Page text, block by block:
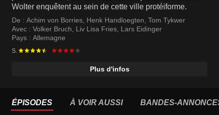
Wolter enquêtent au sein de cette ville protéiforme.
De : Achim von Borries, Henk Handloegten, Tom Tykwer
Avec : Volker Bruch, Liv Lisa Fries, Lars Eidinger
Pays : Allemagne
S.
Plus d'infos
ÉPISODES À VOIR AUSSI BANDES-